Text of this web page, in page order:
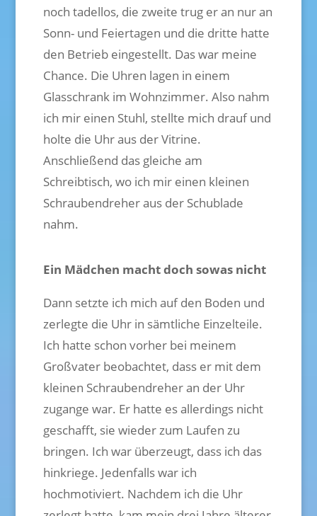
noch tadellos, die zweite trug er an nur an
Sonn- und Feiertagen und die dritte hatte
den Betrieb eingestellt. Das war meine
Chance. Die Uhren lagen in einem
Glasschrank im Wohnzimmer. Also nahm
ich mir einen Stuhl, stellte mich drauf und
holte die Uhr aus der Vitrine.
Anschließend das gleiche am
Schreibtisch, wo ich mir einen kleinen
Schraubendreher aus der Schublade
nahm.
Ein Mädchen macht doch sowas nicht
Dann setzte ich mich auf den Boden und
zerlegte die Uhr in sämtliche Einzelteile.
Ich hatte schon vorher bei meinem
Großvater beobachtet, dass er mit dem
kleinen Schraubendreher an der Uhr
zugange war. Er hatte es allerdings nicht
geschafft, sie wieder zum Laufen zu
bringen. Ich war überzeugt, dass ich das
hinkriege. Jedenfalls war ich
hochmotiviert. Nachdem ich die Uhr